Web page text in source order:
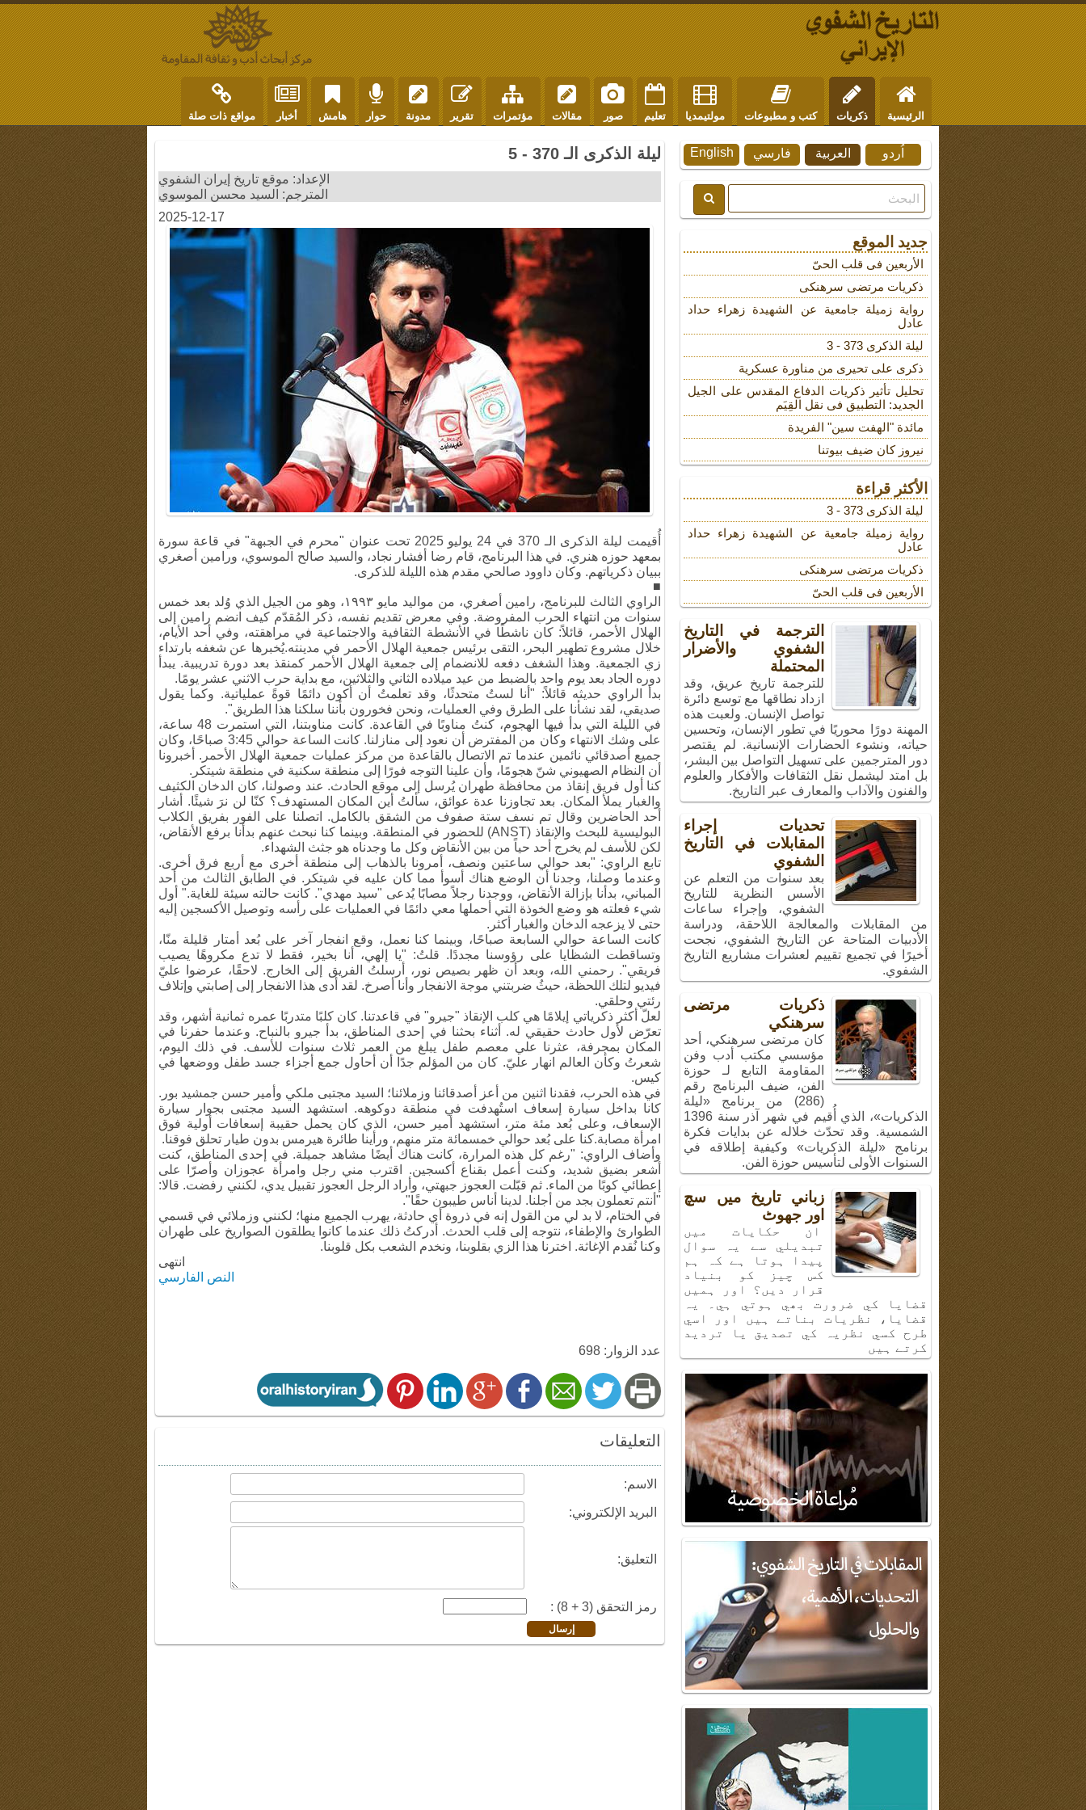
الرئيسية ذكريات كتب و مطبوعات مولتيمديا تعليم صور مقالات مؤتمرات تقرير مدونة حوار هامش أخبار مواقع ذات صلة
ليلة الذكرى الـ 370 - 5
الإعداد: موقع تاريخ إيران الشفوي
المترجم: السيد محسن الموسوي
2025-12-17
أُقيمت ليلة الذكرى الـ 370 في 24 يوليو 2025 تحت عنوان "محرم في الجبهة" في قاعة سورة
بمعهد حوزه هنري. في هذا البرنامج، قام رضا أفشار نجاد، والسيد صالح الموسوي، ورامين أصغري
ببيان ذكرياتهم. وكان داوود صالحي مقدم هذه الليلة للذكرى.
■
الراوي الثالث للبرنامج، رامين أصغري، من مواليد مايو ١٩٩٣، وهو من الجيل الذي وُلد بعد خمس
سنوات من انتهاء الحرب المفروضة. وفي معرض تقديم نفسه، ذكر المُقدّم كيف انضم رامين إلى
الهلال الأحمر، قائلاً: كان ناشطًا في الأنشطة الثقافية والاجتماعية في مراهقته، وفي أحد الأيام،
خلال مشروع تطهير البحر، التقى برئيس جمعية الهلال الأحمر في مدينته.يُخبرها عن شغفه بارتداء
زي الجمعية. وهذا الشغف دفعه للانضمام إلى جمعية الهلال الأحمر كمنقذ بعد دورة تدريبية. يبدأ
دوره الجاد بعد يوم واحد بالضبط من عيد ميلاده الثاني والثلاثين، مع بداية حرب الاثني عشر يومًا.
بدأ الراوي حديثه قائلاً: "أنا لستُ متحدثًا، وقد تعلمتُ أن أكون دائمًا قوةً عملياتية. وكما يقول
صديقي، لقد نشأنا على الطرق وفي العمليات، ونحن فخورون بأننا سلكنا هذا الطريق".
في الليلة التي بدأ فيها الهجوم، كنتُ مناوبًا في القاعدة. كانت مناوبتنا، التي استمرت 48 ساعة،
على وشك الانتهاء وكان من المفترض أن نعود إلى منازلنا. كانت الساعة حوالي 3:45 صباحًا، وكان
جميع أصدقائي نائمين عندما تم الاتصال بالقاعدة من مركز عمليات جمعية الهلال الأحمر. أخبرونا
أن النظام الصهيوني شنّ هجومًا، وأن علينا التوجه فورًا إلى منطقة سكنية في منطقة شيتكر.
كنا أول فريق إنقاذ من محافظة طهران يُرسل إلى موقع الحادث. عند وصولنا، كان الدخان الكثيف
والغبار يملأ المكان. بعد تجاوزنا عدة عوائق، سألتُ أين المكان المستهدف؟ كنّا لن نرَ شيئًا. أشار
أحد الحاضرين وقال تم نسف ستة صفوف من الشقق بالكامل. اتصلنا على الفور بفريق الكلاب
البوليسية للبحث والإنقاذ (ANST) للحضور في المنطقة. وبينما كنا نبحث عنهم بدأنا برفع الأنقاض،
لكن للأسف لم يخرج أحد حياً من بين الأنقاض وكل ما وجدناه هو جثث الشهداء.
تابع الراوي: "بعد حوالي ساعتين ونصف، أمرونا بالذهاب إلى منطقة أخرى مع أربع فرق أخرى.
وعندما وصلنا، وجدنا أن الوضع هناك أسوأ مما كان عليه في شيتكر. في الطابق الثالث من أحد
المباني، بدأنا بإزالة الأنقاض، ووجدنا رجلاً مصابًا يُدعى "سيد مهدي". كانت حالته سيئة للغاية." أول
شيء فعلته هو وضع الخوذة التي أحملها معي دائمًا في العمليات على رأسه وتوصيل الأكسجين إليه
حتى لا يزعجه الدخان والغبار أكثر.
كانت الساعة حوالي السابعة صباحًا، وبينما كنا نعمل، وقع انفجار آخر على بُعد أمتار قليلة منّا،
وتساقطت الشظايا على رؤوسنا مجددًا. قلتُ: "يا إلهي، أنا بخير، فقط لا تدع مكروهًا يصيب
فريقي". رحمني الله، وبعد أن ظهر بصيص نور، أرسلتُ الفريق إلى الخارج. لاحقًا، عرضوا عليّ
فيديو لتلك اللحظة، حيثُ ضربتني موجة الانفجار وأنا أصرخ. لقد أدى هذا الانفجار إلى إصابتي وإتلاف
رئتي وحلقي.
لعلّ أكثر ذكرياتي إيلامًا هي كلب الإنقاذ "جيرو" في قاعدتنا. كان كلبًا متدربًا عمره ثمانية أشهر، وقد
تعرّض لأول حادث حقيقي له. أثناء بحثنا في إحدى المناطق، بدأ جيرو بالنباح. وعندما حفرنا في
المكان بمجرفة، عثرنا علي معصم طفل يبلغ من العمر ثلاث سنوات للأسف. في ذلك اليوم،
شعرتُ وكأن العالم انهار عليّ. كان من المؤلم جدًا أن أحاول جمع أجزاء جسد طفل ووضعها في
كيس.
في هذه الحرب، فقدنا اثنين من أعز أصدقائنا وزملائنا؛ السيد مجتبى ملكي وأمير حسن جمشيد بور.
كانا بداخل سيارة إسعاف استُهدفت في منطقة دوكوهه. استشهد السيد مجتبى بجوار سيارة
الإسعاف، وعلى بُعد مئة متر، استشهد أمير حسن، الذي كان يحمل حقيبة إسعافات أولية فوق
امرأة مصابة.كنا على بُعد حوالي خمسمائة متر منهم، ورأينا طائرة هيرمس بدون طيار تحلق فوقنا.
وأضاف الراوي: "رغم كل هذه المرارة، كانت هناك أيضًا مشاهد جميلة. في إحدى المناطق، كنت
أشعر بضيق شديد، وكنت أعمل بقناع أكسجين. اقترب مني رجل وامرأة عجوزان وأصرّا على
إعطائي كوبًا من الماء. ثم قبّلت العجوز جبهتي، وأراد الرجل العجوز تقبيل يدي، لكنني رفضت. قالا:
"أنتم تعملون بجد من أجلنا. لدينا أناس طيبون حقًا".
في الختام، لا بد لي من القول إنه في ذروة أي حادثة، يهرب الجميع منها؛ لكنني وزملائي في قسمي
الطوارئ والإطفاء، نتوجه إلى قلب الحدث. أدركتُ ذلك عندما كانوا يطلقون الصواريخ على طهران
وكنا نُقدم الإغاثة. اخترنا هذا الزي بقلوبنا، ونخدم الشعب بكل قلوبنا.
انتهى
النص الفارسي
عدد الزوار: 698
التعليقات
الاسم:
البريد الإلكتروني:
التعليق:
رمز التحقق (3 + 8) :
English فارسي العربية اُردو
جديد الموقع
الأربعین فی قلب الحیّ
ذکریات مرتضى سرهنکی
روایة زمیلة جامعیة عن الشهیدة زهراء حداد
عادل
لیلة الذکرى 373 - 3
ذکری علی تحیری من مناورة عسکریة
تحلیل تأثیر ذکریات الدفاع المقدس على الجیل
الجدید: التطبیق فی نقل القِیَم
مائدة "الهفت سین" الفریدة
نیروز کان ضیف بیوتنا
الأكثر قراءة
لیلة الذکرى 373 - 3
روایة زمیلة جامعیة عن الشهیدة زهراء حداد
عادل
ذکریات مرتضى سرهنکی
الأربعین فی قلب الحیّ
الترجمة في التاريخ
الشفوي والأضرار
المحتملة
للترجمة تاريخ عريق، وقد
ازداد نطاقها مع توسع دائرة
تواصل الإنسان. ولعبت هذه
المهنة دورًا محوريًا في تطور الإنسان، وتحسين
حياته، ونشوء الحضارات الإنسانية. لم يقتصر
دور المترجمين على تسهيل التواصل بين البشر،
بل امتد ليشمل نقل الثقافات والأفكار والعلوم
والفنون والآداب والمعارف عبر التاريخ.
تحديات إجراء
المقابلات في التاريخ
الشفوي
بعد سنوات من التعلم عن
الأسس النظرية للتاريخ
الشفوي، وإجراء ساعات
من المقابلات والمعالجة اللاحقة، ودراسة
الأدبيات المتاحة عن التاريخ الشفوي، نجحت
أخيرًا في تجميع تقييم لعشرات مشاريع التاريخ
الشفوي.
ذكريات مرتضى
سرهنكي
كان مرتضى سرهنكي، أحد
مؤسسي مكتب أدب وفن
المقاومة التابع لـ حوزة
الفن، ضيف البرنامج رقم
(286) من برنامج «ليلة
الذكريات»، الذي أُقيم في شهر آذر سنة 1396
الشمسية. وقد تحدّث خلاله عن بدايات فكرة
برنامج «ليلة الذكريات» وكيفية إطلاقه في
السنوات الأولى لتأسيس حوزة الفن.
زباني تاريخ ميں سچ
اور جھوٹ
ان حكايات ميں
تبديلي سے يہ سوال
پيدا ہوتا ہے كہ ہم
كس چيز كو بنياد
قرار ديں؟ اور ہميں
قضايا كي ضرورت بھي ہوتي ہي۔ يہ
قضايا، نظريات بناتے ہيں اور اسي
طرح كسي نظريہ كي تصديق يا ترديد
كرتے ہيں